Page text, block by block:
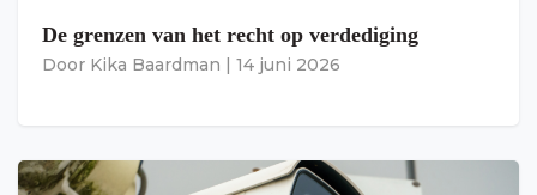
De grenzen van het recht op verdediging
Door Kika Baardman | 14 juni 2026